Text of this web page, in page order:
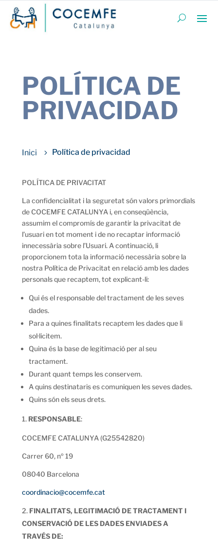
POLÍTICA DE
PRIVACIDAD
Política de privacidad
POLÍTICA DE PRIVACITAT
La confidencialitat i la seguretat són valors primordials
de COCEMFE CATALUNYA i, en conseqüència,
assumim el compromís de garantir la privacitat de
l’usuari en tot moment i de no recaptar informació
innecessària sobre l’Usuari. A continuació, li
proporcionem tota la informació necessària sobre la
nostra Política de Privacitat en relació amb les dades
personals que recaptem, tot explicant-li:
Qui és el responsable del tractament de les seves
dades.
Para a quines finalitats recaptem les dades que li
sol·licitem.
Quina és la base de legitimació per al seu
tractament.
Durant quant temps les conservem.
A quins destinataris es comuniquen les seves dades.
Quins són els seus drets.
RESPONSABLE:
COCEMFE CATALUNYA (G25542820)
Carrer 60, nº 19
08040 Barcelona
coordinacio@cocemfe.cat
FINALITATS, LEGITIMACIÓ DE TRACTAMENT I
CONSERVACIÓ DE LES DADES ENVIADES A
TRAVÉS DE: